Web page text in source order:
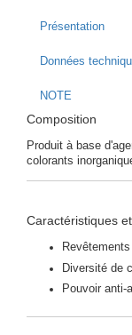
Présentation
Données
NOTE
Composition
Produit à base
colorants
Caractéristiques
Diversité de
Pouvoir anti-